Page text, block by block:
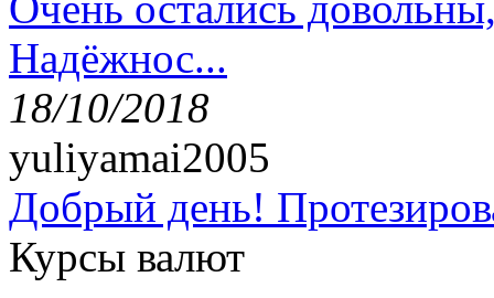
Надёжнос...
18/10/2018
yuliyamai2005
Добрый день!
Курсы валют